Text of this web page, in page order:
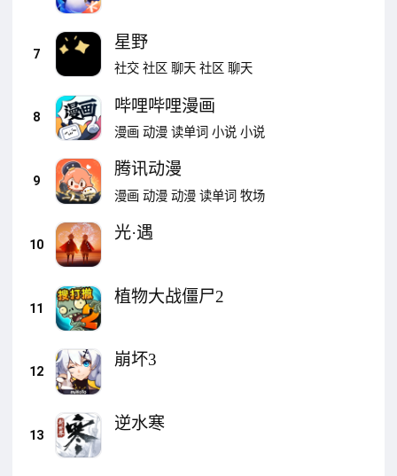
7
星野
社交 社区 聊天 社区 聊天
8
哔哩哔哩漫画
漫画 动漫 读单词 小说 小说
9
腾讯动漫
漫画 动漫 动漫 读单词 牧场
10
光·遇
11
植物大战僵尸2
12
崩坏3
13
逆水寒